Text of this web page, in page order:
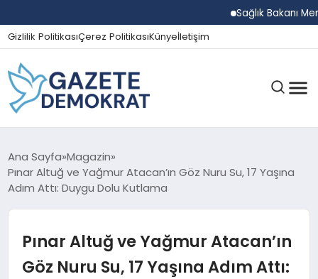
Sağlık Bakanı
Gizlilik PolitikasıÇerez PolitikasıKünyeİletişim
GÜNDEM
EKONOMI
SPOR
Ana Sayfa Magazin
Pınar Altuğ ve Yağmur Atacan’ın Göz Nuru Su, 17 Yaşına
Adım Attı: Duygu Dolu Kutlama
Pınar Altuğ ve Yağmur Atacan’ın
Göz Nuru Su, 17 Yaşına Adım Attı: